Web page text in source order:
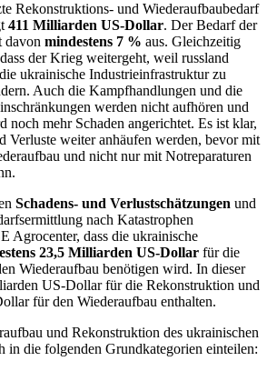
Rekonstruktions- und Wiederaufbaubedarf
411 Milliarden US-Dollar. Der Bedarf der
davon mindestens 7 % aus. Gleichzeitig
der Krieg weitergeht, weil russland
ukrainische Industrieinfrastruktur zu
Auch die Kampfhandlungen und die
werden nicht aufhören und
noch mehr Schaden angerichtet. Es ist klar,
Verluste weiter anhäufen werden, bevor mit
und nicht nur mit Notreparaturen
Schadens- und Verlustschätzungen und
nach Katastrophen
Agrocenter, dass die ukrainische
23,5 Milliarden US-Dollar für die
Wiederaufbau benötigen wird. In dieser
US-Dollar für die Rekonstruktion und
für den Wiederaufbau enthalten.
und Rekonstruktion des ukrainischen
in die folgenden Grundkategorien einteilen: